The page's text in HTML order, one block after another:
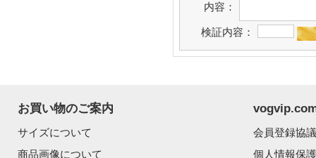
内容：
検証内容：
お買い物のご案内
サイズについて
商品画像について
会員登録協
個人情報保